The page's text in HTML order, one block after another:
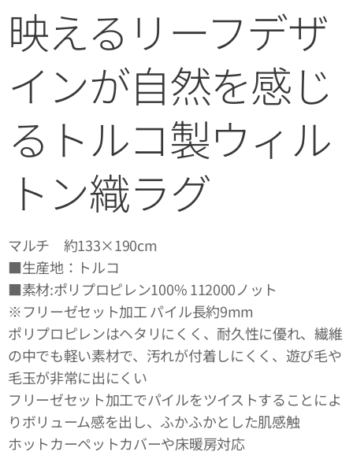
映えるリーフデザ
インが自然を感じ
るトルコ製ウィル
トン織ラグ
マルチ 約133×190cm
■生産地：トルコ
■素材:ポリプロピレン100% 112000ノット
※フリーゼセット加工 パイル長約9mm
ポリプロピレンはヘタリにくく、耐久性に優れ、繊維
の中でも軽い素材で、汚れが付着しにくく、遊び毛や
毛玉が非常に出にくい
フリーゼセット加工でパイルをツイストすることによ
りボリューム感を出し、ふかふかとした肌感触
ホットカーペットカバーや床暖房対応